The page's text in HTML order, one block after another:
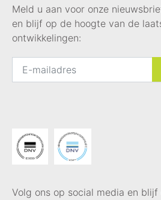
Meld u aan voor onze
en blijf op de hoogte van de
ontwikkelingen:
Volg ons op social media en